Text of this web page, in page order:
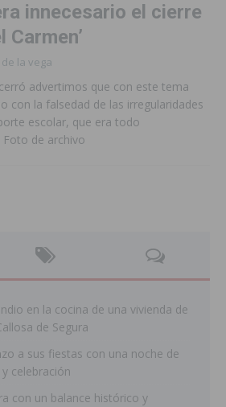
innecesario el cierre
Carmen’
la vega
advertimos que con este tema
con la falsedad de las irregularidades
escolar, que era todo
de archivo
en la cocina de una vivienda de
de Segura
a sus fiestas con una noche de
celebración
con un balance histórico y